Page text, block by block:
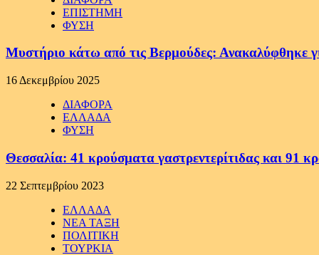
ΕΠΙΣΤΗΜΗ
ΦΥΣΗ
Μυστήριο κάτω από τις Βερμούδες: Ανακαλύφθηκε
16 Δεκεμβρίου 2025
ΔΙΑΦΟΡΑ
ΕΛΛΑΔΑ
ΦΥΣΗ
Θεσσαλία: 41 κρούσματα γαστρεντερίτιδας και 91
22 Σεπτεμβρίου 2023
ΕΛΛΑΔΑ
ΝΕΑ ΤΑΞΗ
ΠΟΛΙΤΙΚΗ
ΤΟΥΡΚΙΑ